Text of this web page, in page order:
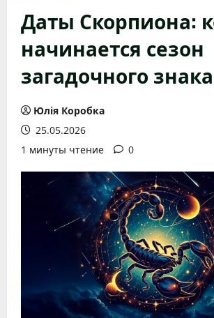
Даты Скорпиона:
начинается сезон
загадочного знака
Юлія Коробка
25.05.2026
1 минуты чтение
0